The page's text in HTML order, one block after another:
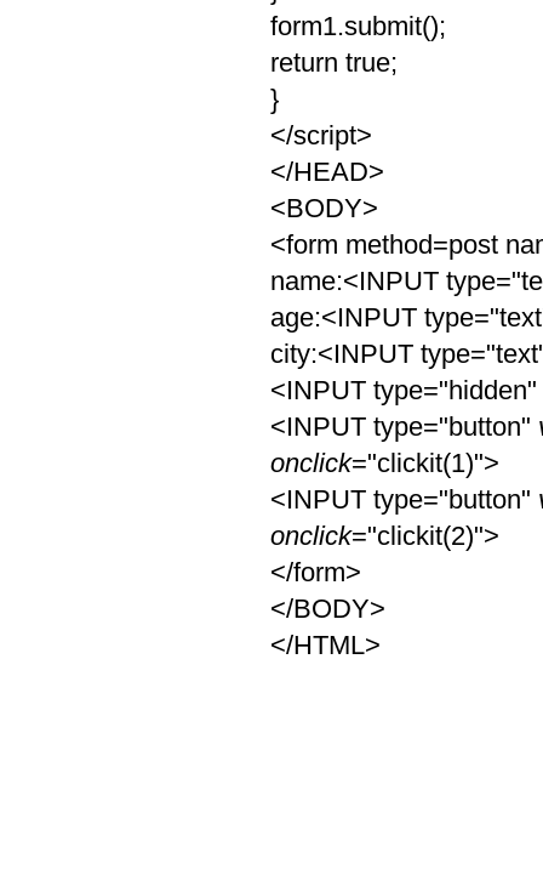
form1.submit();
return true;
}
</script>
</HEAD>
<BODY>
<form method=post
name:<INPUT
age:<INPUT
city:<INPUT
<INPUT
<INPUT type="button"
onclick="clickit(1)">
<INPUT type="button"
onclick="clickit(2)">
</form>
</BODY>
</HTML>